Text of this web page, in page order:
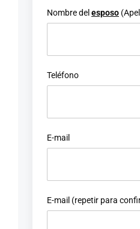
Nombre del esposo
Teléfono
E-mail
E-mail (repetir para